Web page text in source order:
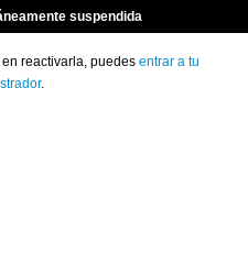
suspendida
reactivarla, puedes entrar a tu
.